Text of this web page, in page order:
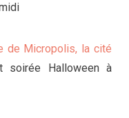
de Micropolis, la cité
soirée Halloween à